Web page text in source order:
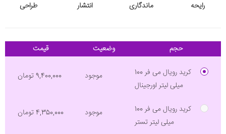
رایحه ماندگاری انتشار طراحی
حجم وضعیت قیمت
کرید رویال می فر 100
میلی لیتر اورجینال
موجود 9,400,000 تومان
کرید رویال می فر 100
میلی لیتر تستر
موجود 4,350,000 تومان